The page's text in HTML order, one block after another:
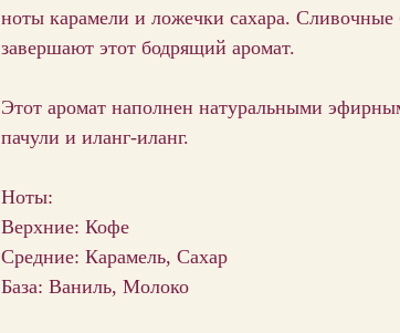
ноты карамели и ложечки сахара.
завершают этот бодрящий аромат.
Этот аромат наполнен натуральными
пачули и иланг-иланг.
Ноты:
Верхние: Кофе
Средние: Карамель, Сахар
База: Ваниль, Молоко